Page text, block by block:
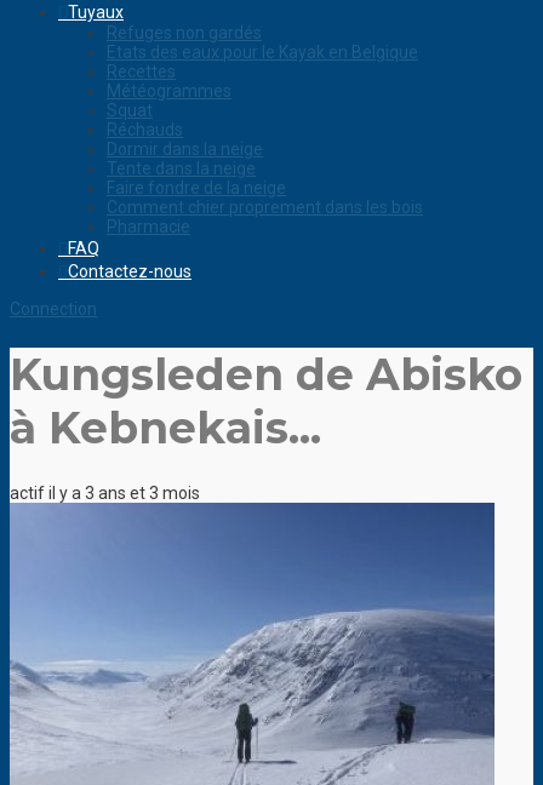
Tuyaux
Refuges non gardés
Etats des eaux pour le Kayak en Belgique
Recettes
Météogrammes
Squat
Réchauds
Dormir dans la neige
Tente dans la neige
Faire fondre de la neige
Comment chier proprement dans les bois
Pharmacie
FAQ
Contactez-nous
Connection
Kungsleden de Abisko
à Kebnekais...
actif il y a 3 ans et 3 mois